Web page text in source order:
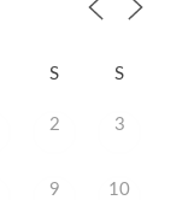
S S
2 3
9 10